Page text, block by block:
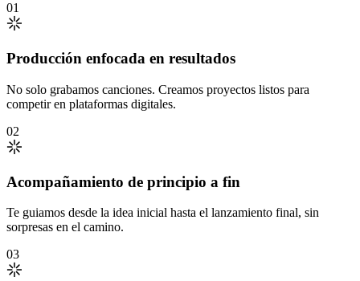
01
Producción enfocada en resultados
No solo grabamos canciones. Creamos proyectos listos para
competir en plataformas digitales.
02
Acompañamiento de principio a fin
Te guiamos desde la idea inicial hasta el lanzamiento final, sin
sorpresas en el camino.
03